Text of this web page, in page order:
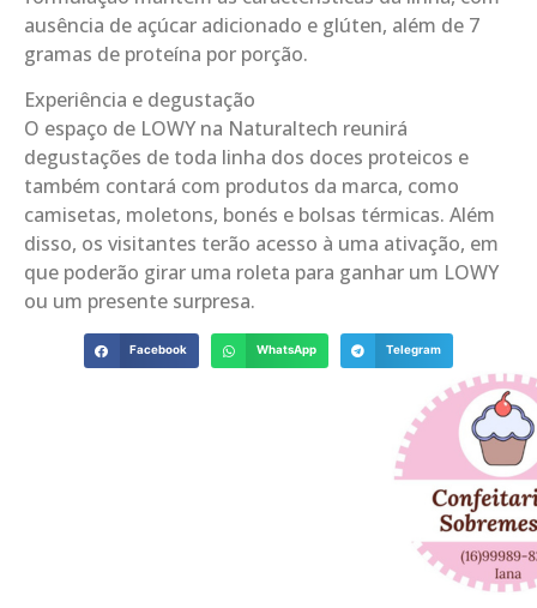
ausência de açúcar adicionado e glúten, além de 7
gramas de proteína por porção.
Experiência e degustação
O espaço de LOWY na Naturaltech reunirá
degustações de toda linha dos doces proteicos e
também contará com produtos da marca, como
camisetas, moletons, bonés e bolsas térmicas. Além
disso, os visitantes terão acesso à uma ativação, em
que poderão girar uma roleta para ganhar um LOWY
ou um presente surpresa.
Facebook WhatsApp Telegram